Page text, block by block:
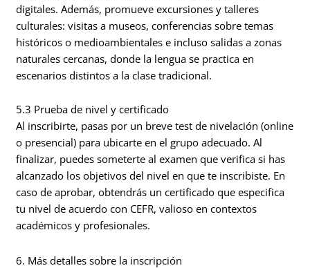
digitales. Además, promueve excursiones y talleres
culturales: visitas a museos, conferencias sobre temas
históricos o medioambientales e incluso salidas a zonas
naturales cercanas, donde la lengua se practica en
escenarios distintos a la clase tradicional.
5.3 Prueba de nivel y certificado
Al inscribirte, pasas por un breve test de nivelación (online
o presencial) para ubicarte en el grupo adecuado. Al
finalizar, puedes someterte al examen que verifica si has
alcanzado los objetivos del nivel en que te inscribiste. En
caso de aprobar, obtendrás un certificado que especifica
tu nivel de acuerdo con CEFR, valioso en contextos
académicos y profesionales.
6. Más detalles sobre la inscripción